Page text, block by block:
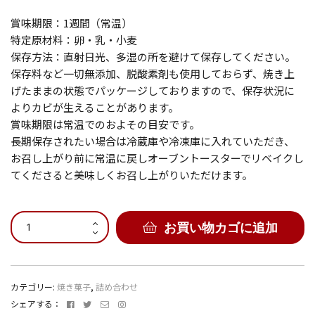
賞味期限：1週間（常温）
特定原材料：卵・乳・小麦
保存方法：直射日光、多湿の所を避けて保存してください。
保存料など一切無添加、脱酸素剤も使用しておらず、焼き上
げたままの状態でパッケージしておりますので、保存状況に
よりカビが生えることがあります。
賞味期限は常温でのおよその目安です。
長期保存されたい場合は冷蔵庫や冷凍庫に入れていただき、
お召し上がり前に常温に戻しオーブントースターでリベイクし
てくださると美味しくお召し上がりいただけます。
Smile
Gift
9
点
購
お買い物カゴに追加
カテゴリー: 焼き菓子, 詰め合わせ
シェアする：
FacebookTwitter
メ Instagram